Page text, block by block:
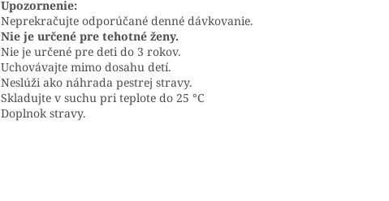
Upozornenie:
Neprekračujte odporúčané denné dávkovanie.
Nie je určené pre tehotné ženy.
Nie je určené pre deti do 3 rokov.
Uchovávajte mimo dosahu detí.
Neslúži ako náhrada pestrej stravy.
Skladujte v suchu pri teplote do 25 °C
Doplnok stravy.